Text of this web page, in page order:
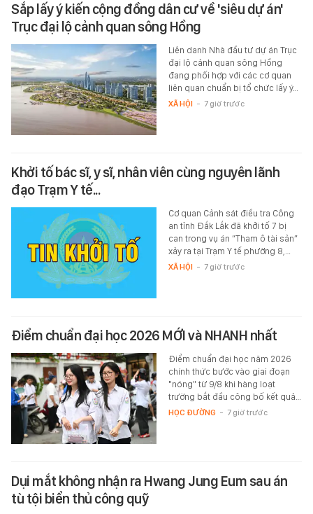
Sắp lấy ý kiến cộng đồng dân cư về 'siêu dự án'
Trục đại lộ cảnh quan sông Hồng
Liên danh Nhà đầu tư dự án Trục
đại lộ cảnh quan sông Hồng
đang phối hợp với các cơ quan
liên quan chuẩn bị tổ chức lấy ý…
XÃ HỘI - 7 giờ trước
Khởi tố bác sĩ, y sĩ, nhân viên cùng nguyên lãnh
đạo Trạm Y tế...
Cơ quan Cảnh sát điều tra Công
an tỉnh Đắk Lắk đã khởi tố 7 bị
can trong vụ án “Tham ô tài sản”
xảy ra tại Trạm Y tế phường 8,…
XÃ HỘI - 7 giờ trước
Điểm chuẩn đại học 2026 MỚI và NHANH nhất
Điểm chuẩn đại học năm 2026
chính thức bước vào giai đoạn
"nóng" từ 9/8 khi hàng loạt
trường bắt đầu công bố kết quả…
HỌC ĐƯỜNG - 7 giờ trước
Dụi mắt không nhận ra Hwang Jung Eum sau án
tù tội biển thủ công quỹ